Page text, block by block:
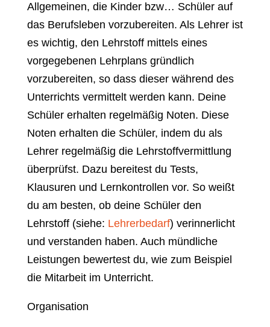
Allgemeinen, die Kinder bzw… Schüler auf
das Berufsleben vorzubereiten. Als Lehrer ist
es wichtig, den Lehrstoff mittels eines
vorgegebenen Lehrplans gründlich
vorzubereiten, so dass dieser während des
Unterrichts vermittelt werden kann. Deine
Schüler erhalten regelmäßig Noten. Diese
Noten erhalten die Schüler, indem du als
Lehrer regelmäßig die Lehrstoffvermittlung
überprüfst. Dazu bereitest du Tests,
Klausuren und Lernkontrollen vor. So weißt
du am besten, ob deine Schüler den
Lehrstoff (siehe: Lehrerbedarf) verinnerlicht
und verstanden haben. Auch mündliche
Leistungen bewertest du, wie zum Beispiel
die Mitarbeit im Unterricht.
Organisation